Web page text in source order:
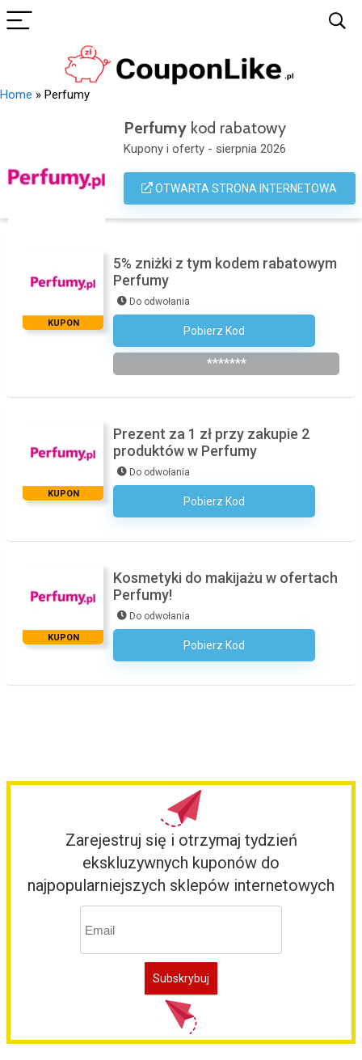
Home » Perfumy
Perfumykod rabatowy
Kupony i oferty - sierpnia 2026
OTWARTA STRONA INTERNETOWA
KUPON
5% zniżki z tym kodem rabatowym
Perfumy
Do odwołania
Pobierz Kod
Zapisz Się Do Newslettera Sklepu
*******
KUPON
Prezent za 1 zł przy zakupie 2
produktów w Perfumy
Do odwołania
Pobierz Kod
Kod Nie Jest Wymagany
KUPON
Kosmetyki do makijażu w ofertach
Perfumy!
Do odwołania
Pobierz Kod
Kod Nie Jest Wymagany
Zarejestruj się i otrzymaj tydzień
ekskluzywnych kuponów do
najpopularniejszych sklepów internetowych